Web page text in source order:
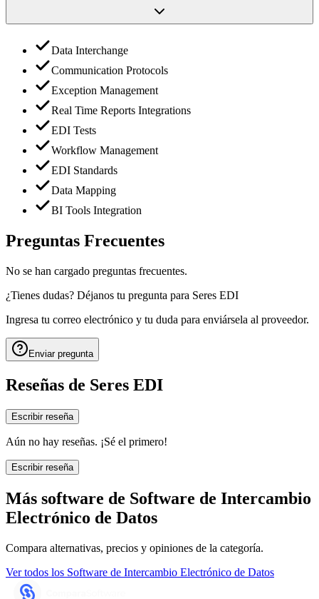
Data Interchange
Communication Protocols
Exception Management
Real Time Reports Integrations
EDI Tests
Workflow Management
EDI Standards
Data Mapping
BI Tools Integration
Preguntas Frecuentes
No se han cargado preguntas frecuentes.
¿Tienes dudas? Déjanos tu pregunta para Seres EDI
Ingresa tu correo electrónico y tu duda para enviársela al proveedor.
Enviar pregunta
Reseñas de Seres EDI
Escribir reseña
Aún no hay reseñas. ¡Sé el primero!
Escribir reseña
Más software de Software de Intercambio
Electrónico de Datos
Compara alternativas, precios y opiniones de la categoría.
Ver todos los Software de Intercambio Electrónico de Datos